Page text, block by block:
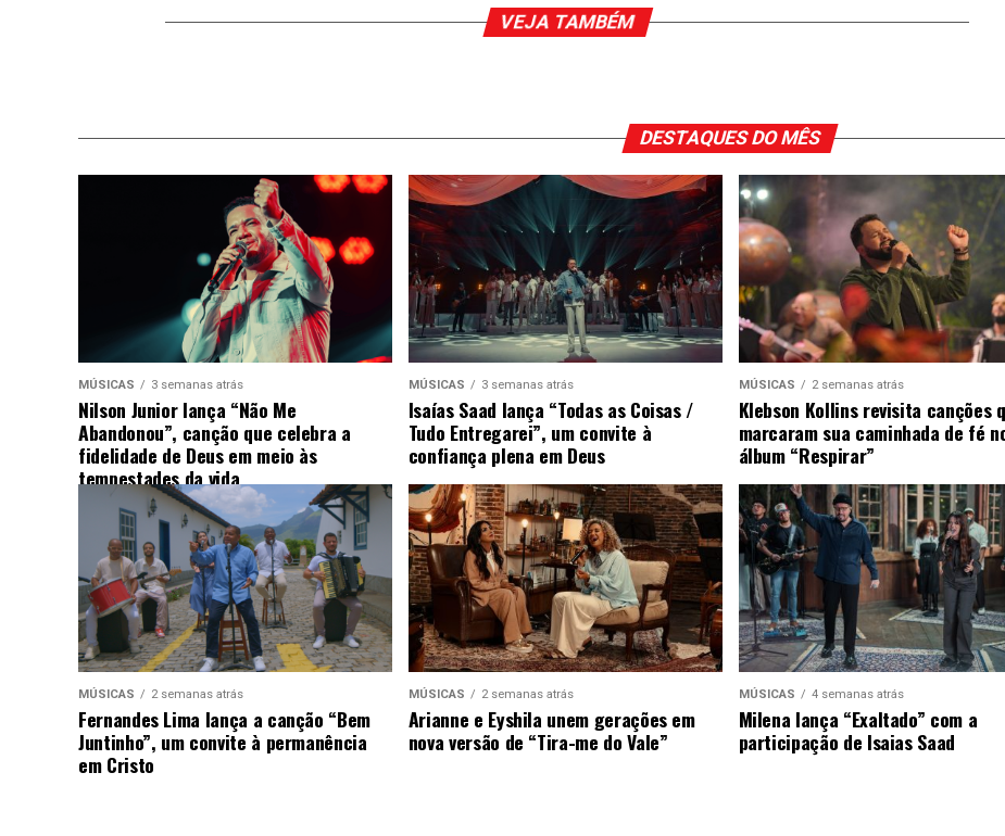
VEJA TAMBÉM
DESTAQUES DO MÊS
MÚSICAS 3 semanas atrás
Nilson Junior lança “Não Me
Abandonou”, canção que celebra a
fidelidade de Deus em meio às
tempestades da vida
MÚSICAS 3 semanas atrás
Isaías Saad lança “Todas as Coisas /
Tudo Entregarei”, um convite à
confiança plena em Deus
MÚSICAS 2 semanas atrás
Klebson Kollins revisita canções
marcaram sua caminhada de fé
álbum “Respirar”
MÚSICAS 2 semanas atrás
Fernandes Lima lança a canção “Bem
Juntinho”, um convite à permanência
em Cristo
MÚSICAS 2 semanas atrás
Arianne e Eyshila unem gerações em
nova versão de “Tira-me do Vale”
MÚSICAS 4 semanas atrás
Milena lança “Exaltado” com a
participação de Isaias Saad